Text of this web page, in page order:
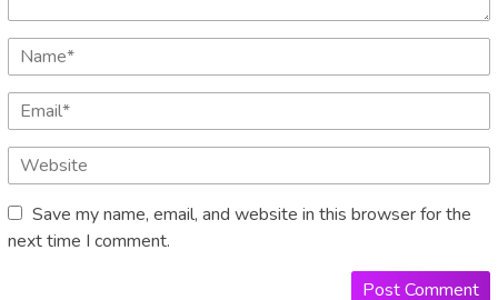
Save my name, email, and website in this browser for the
next time I comment.